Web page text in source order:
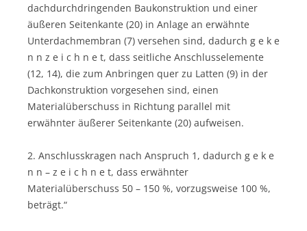
dachdurchdringenden Baukonstruktion und einer
äußeren Seitenkante (20) in Anlage an erwähnte
Unterdachmembran (7) versehen sind, dadurch g e k e
n n z e i c h n e t, dass seitliche Anschlusselemente
(12, 14), die zum Anbringen quer zu Latten (9) in der
Dachkonstruktion vorgesehen sind, einen
Materialüberschuss in Richtung parallel mit
erwähnter äußerer Seitenkante (20) aufweisen.
2. Anschlusskragen nach Anspruch 1, dadurch g e k e
n n – z e i c h n e t, dass erwähnter
Materialüberschuss 50 – 150 %, vorzugsweise 100 %,
beträgt.“